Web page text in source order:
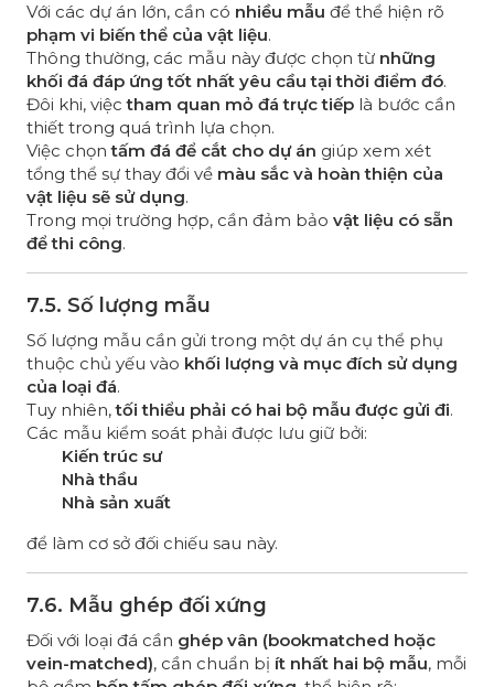
Với các dự án lớn, cần có nhiều mẫu để thể hiện rõ
phạm vi biến thể của vật liệu.
Thông thường, các mẫu này được chọn từ những
khối đá đáp ứng tốt nhất yêu cầu tại thời điểm đó.
Đôi khi, việctham quan mỏ đá trực tiếp là bước cần
thiết trong quá trình lựa chọn.
Việc chọntấm đá để cắt cho dự án giúp xem xét
tổng thể sự thay đổi về màu sắc và hoàn thiện của
vật liệu sẽ sử dụng.
Trong mọi trường hợp, cần đảm bảo vật liệu có sẵn
để thi công.
7.5. Số lượng mẫu
Số lượng mẫu cần gửi trong một dự án cụ thể phụ
thuộc chủ yếu vào khối lượng và mục đích sử dụng
của loại đá.
Tuy nhiên,tối thiểu phải có hai bộ mẫu được gửi đi.
Các mẫu kiểm soát phải được lưu giữ bởi:
Kiến trúc sư
Nhà thầu
Nhà sản xuất
để làm cơ sở đối chiếu sau này.
7.6. Mẫu ghép đối xứng
Đối với loại đá cần ghép vân (bookmatched hoặc
vein-matched), cần chuẩn bị ít nhất hai bộ mẫu, mỗi